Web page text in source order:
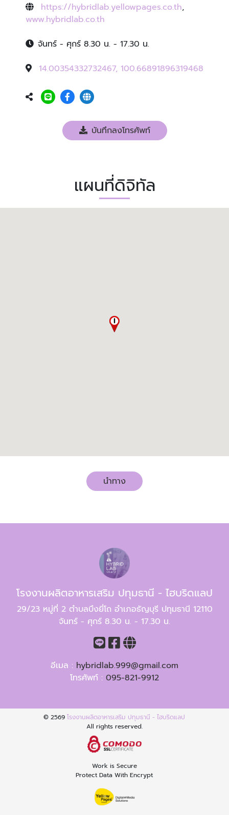
https://hybridlab.yellowpages.co.th,
www.hybridlab.co.th
จันทร์ - ศุกร์ 8.30 น. - 17.30 น.
14.00354332732467, 100.66891896319468
บันทึกลงโทรศัพท์
แผนที่ดิจิทัล
นำทาง
โรงงานผลิตอาหารเสริม ปทุมธานี - ไฮบริดแลป
29/23 หมู่ที่ 2 ตำบลบึงยี่โถ อำเภอธัญบุรี ปทุมธานี 12110
จันทร์ - ศุกร์ 8.30 น. - 17.30 น.
อีเมล : hybridlab.999@gmail.com
โทรศัพท์ : 095-821-9912
© 2569โรงงานผลิตอาหารเสริม ปทุมธานี - ไฮบริดแลป
All rights reserved.
Work is Secure
Protect Data With Encrypt